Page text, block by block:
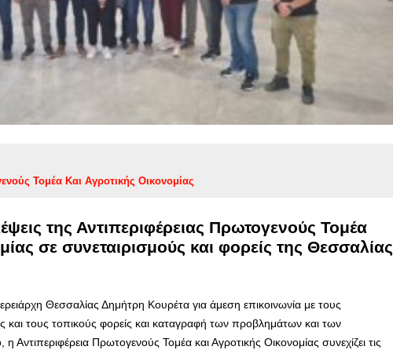
Τομέα Και Αγροτικής Οικονομίας
της Αντιπεριφέρειας Πρωτογενούς Τομέα
σε συνεταιρισμούς και φορείς της Θεσσαλίας
Θεσσαλίας Δημήτρη Κουρέτα για άμεση επικοινωνία με τους
και τους τοπικούς φορείς και καταγραφή των προβλημάτων και των
Πρωτογενούς Τομέα και Αγροτικής Οικονομίας συνεχίζει τις